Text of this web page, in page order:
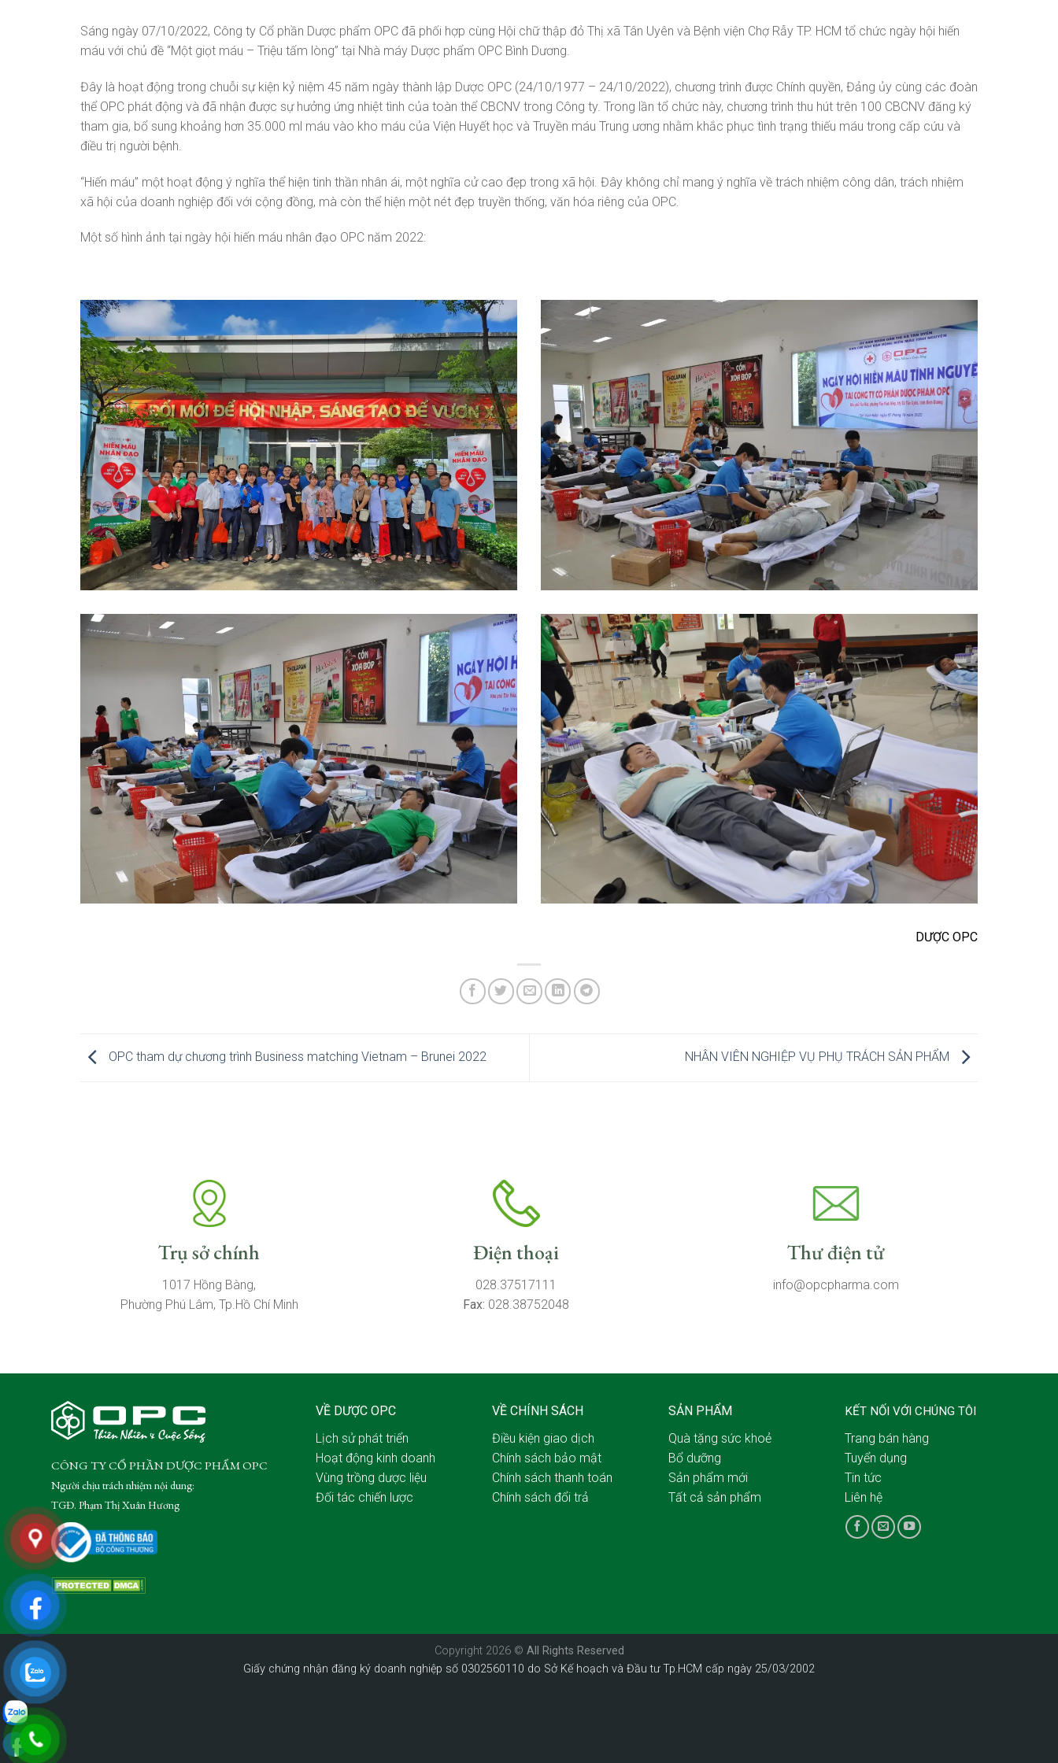
Sáng ngày 07/10/2022, Công ty Cổ phần Dược phẩm OPC đã phối hợp cùng Hội chữ thập đỏ Thị xã Tân Uyên và Bệnh viện Chợ Rẫy TP. HCM tổ chức ngày hội hiến
máu với chủ đề “Một giọt máu – Triệu tấm lòng” tại Nhà máy Dược phẩm OPC Bình Dương.
Đây là hoạt động trong chuỗi sự kiện kỷ niệm 45 năm ngày thành lập Dược OPC (24/10/1977 – 24/10/2022), chương trình được Chính quyền, Đảng ủy cùng các đoàn
thể OPC phát động và đã nhận được sự hưởng ứng nhiệt tình của toàn thể CBCNV trong Công ty. Trong lần tổ chức này, chương trình thu hút trên 100 CBCNV đăng ký
tham gia, bổ sung khoảng hơn 35.000 ml máu vào kho máu của Viện Huyết học và Truyền máu Trung ương nhằm khắc phục tình trạng thiếu máu trong cấp cứu và
điều trị người bệnh.
“Hiến máu” một hoạt động ý nghĩa thể hiện tinh thần nhân ái, một nghĩa cử cao đẹp trong xã hội. Đây không chỉ mang ý nghĩa về trách nhiệm công dân, trách nhiệm
xã hội của doanh nghiệp đối với cộng đồng, mà còn thể hiện một nét đẹp truyền thống, văn hóa riêng của OPC.
Một số hình ảnh tại ngày hội hiến máu nhân đạo OPC năm 2022:
DƯỢC OPC
OPC tham dự chương trình Business matching Vietnam – Brunei 2022 NHÂN VIÊN NGHIỆP VỤ PHỤ TRÁCH SẢN PHẨM
Trụ sở chính
1017 Hồng Bàng,
Phường Phú Lâm, Tp.Hồ Chí Minh
Điện thoại
028.37517111
Fax: 028.38752048
Thư điện tử
info@opcpharma.com
CÔNG TY CỔ PHẦN DƯỢC PHẨM OPC
Người chịu trách nhiệm nội dung:
TGĐ. Phạm Thị Xuân Hương
VỀ DƯỢC OPC
Lịch sử phát triển
Hoạt động kinh doanh
Vùng trồng dược liệu
Đối tác chiến lược
VỀ CHÍNH SÁCH
Điều kiện giao dịch
Chính sách bảo mật
Chính sách thanh toán
Chính sách đổi trả
SẢN PHẨM
Quà tặng sức khoẻ
Bổ dưỡng
Sản phẩm mới
Tất cả sản phẩm
KẾT NỐI VỚI CHÚNG TÔI
Trang bán hàng
Tuyển dụng
Tin tức
Liên hệ
Copyright 2026 © All Rights Reserved
Giấy chứng nhận đăng ký doanh nghiệp số 0302560110 do Sở Kế hoạch và Đầu tư Tp.HCM cấp ngày 25/03/2002